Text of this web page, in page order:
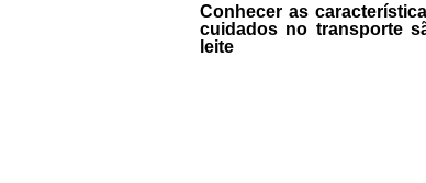
Conhecer as
cuidados no transporte
leite